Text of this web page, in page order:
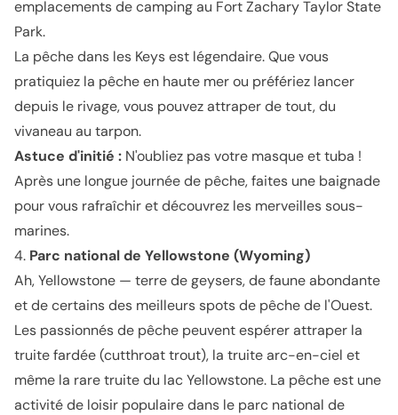
emplacements de camping au Fort Zachary Taylor State
Park.
La pêche dans les Keys est légendaire. Que vous
pratiquiez la pêche en haute mer ou préfériez lancer
depuis le rivage, vous pouvez attraper de tout, du
vivaneau au tarpon.
Astuce d'initié : N'oubliez pas votre masque et tuba !
Après une longue journée de pêche, faites une baignade
pour vous rafraîchir et découvrez les merveilles sous-
marines.
4. Parc national de Yellowstone (Wyoming)
Ah, Yellowstone — terre de geysers, de faune abondante
et de certains des meilleurs spots de pêche de l'Ouest.
Les passionnés de pêche peuvent espérer attraper la
truite fardée (cutthroat trout), la truite arc-en-ciel et
même la rare truite du lac Yellowstone. La pêche est une
activité de loisir populaire dans le parc national de